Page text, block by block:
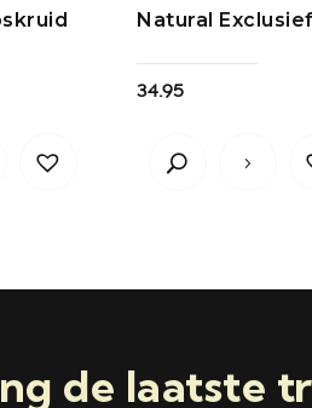
Natural Exclusief
34.95
de laatste